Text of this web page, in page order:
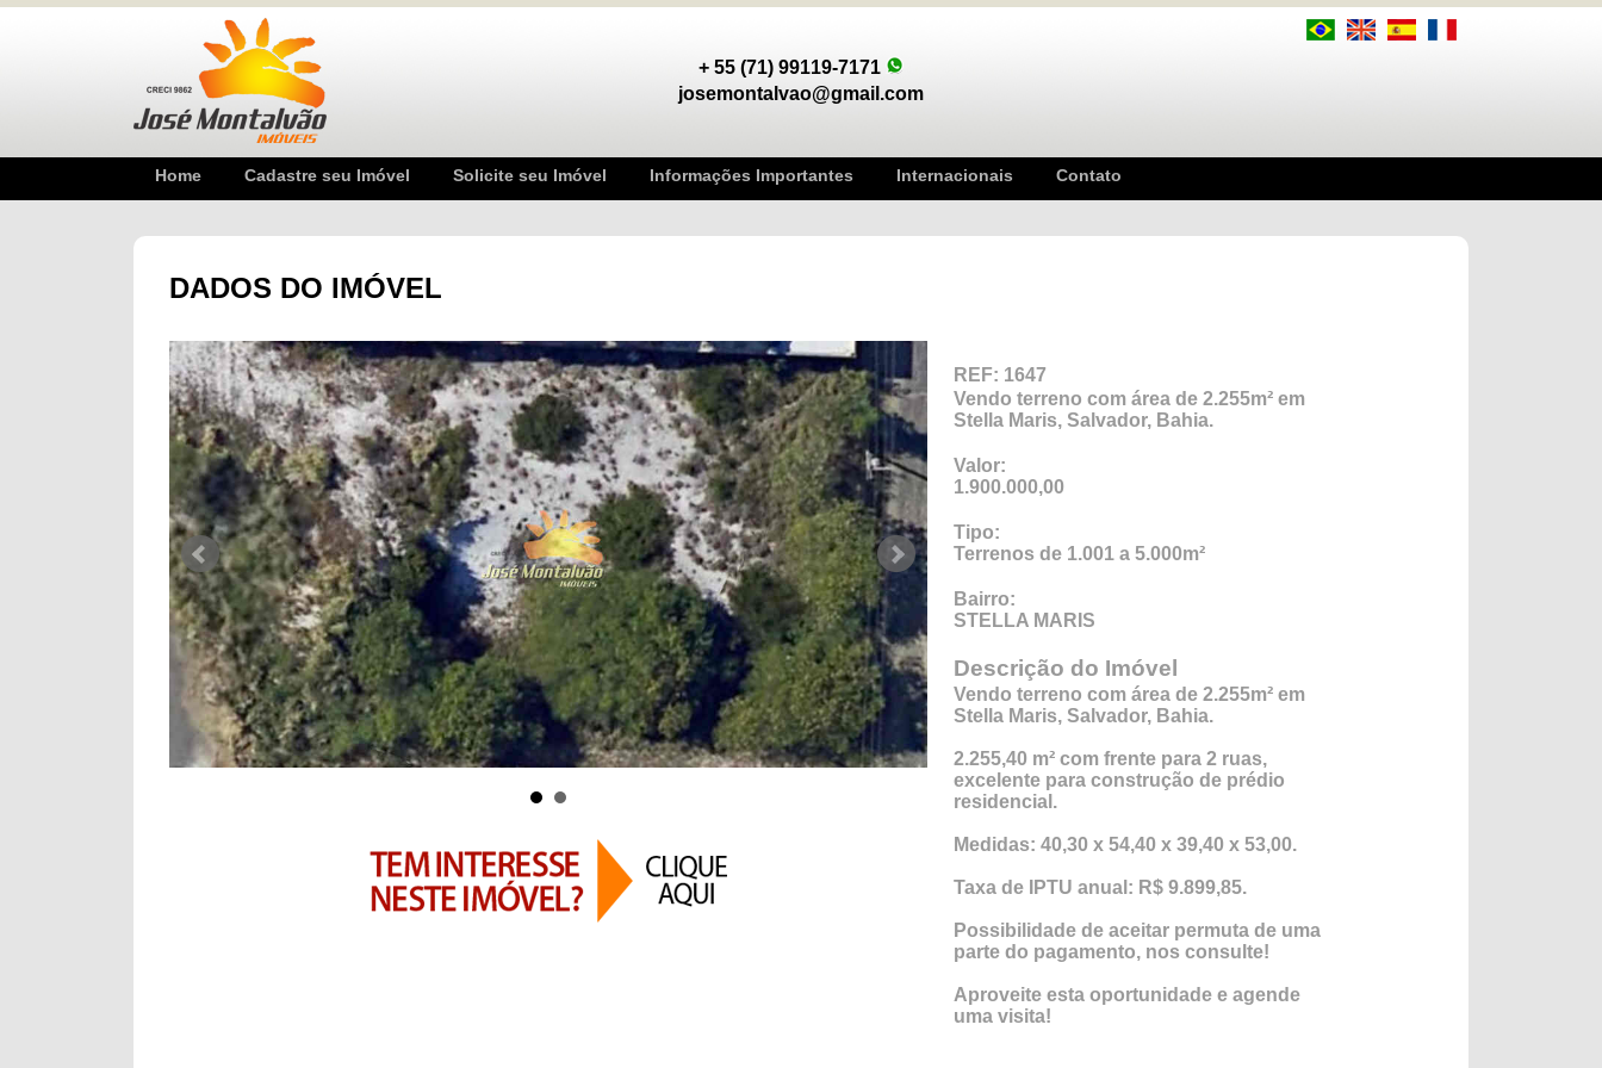
+ 55 (71) 99119-7171
josemontalvao@gmail.com
Home Cadastre seu Imóvel Solicite seu Imóvel Informações Importantes Internacionais Contato
DADOS DO IMÓVEL
REF: 1647
Vendo terreno com área de 2.255m² em
Stella Maris, Salvador, Bahia.
Valor:
1.900.000,00
Tipo:
Terrenos de 1.001 a 5.000m²
Bairro:
STELLA MARIS
Descrição do Imóvel
Vendo terreno com área de 2.255m² em
Stella Maris, Salvador, Bahia.
2.255,40 m² com frente para 2 ruas,
excelente para construção de prédio
residencial.
Medidas: 40,30 x 54,40 x 39,40 x 53,00.
Taxa de IPTU anual: R$ 9.899,85.
Possibilidade de aceitar permuta de uma
parte do pagamento, nos consulte!
Aproveite esta oportunidade e agende
uma visita!